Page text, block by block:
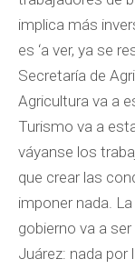
implica más
es ‘a ver, ya se
Secretaría de
Agricultura va a
Turismo va a
váyanse los
que crear las
imponer nada.
gobierno va a
Juárez: nada por